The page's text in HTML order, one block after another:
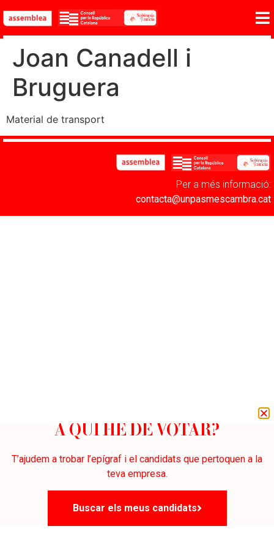
Joan Canadell i
Bruguera
Material de transport
Per a més informació:
contacta@unpasmescambra.cat
A QUI HE DE VOTAR?
T’ajudem a trobar l’epígraf i el candidats que pertoquen a la
teva empresa.
Buscar els meus candidats